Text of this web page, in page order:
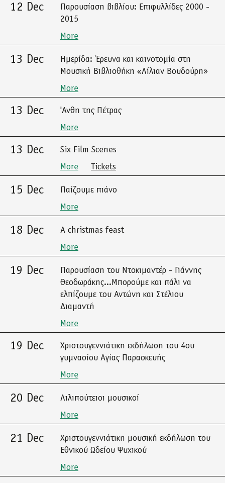
12 Dec
Παρουσίαση βιβλίου: Επιφυλλίδες 2000 -
2015
More
13 Dec
Ημερίδα: Έρευνα και καινοτομία στη
Μουσική Βιβλιοθήκη «Λίλιαν Βουδούρη»
More
13 Dec
'Ανθη της Πέτρας
More
13 Dec
Six Film Scenes
More
Tickets
15 Dec
Παίζουμε πιάνο
More
18 Dec
A christmas feast
More
19 Dec
Παρουσίαση του Ντοκιμαντέρ - Γιάννης
Θεοδωράκης...Μπορούμε και πάλι να
ελπίζουμε του Αντώνη και Στέλιου
Διαμαντή
More
19 Dec
Χριστουγεννιάτικη εκδήλωση του 4ου
γυμνασίου Αγίας Παρασκευής
More
20 Dec
Λιλιπούτειοι μουσικοί
More
21 Dec
Χριστουγεννιάτικη μουσική εκδήλωση του
Εθνικού Ωδείου Ψυχικού
More